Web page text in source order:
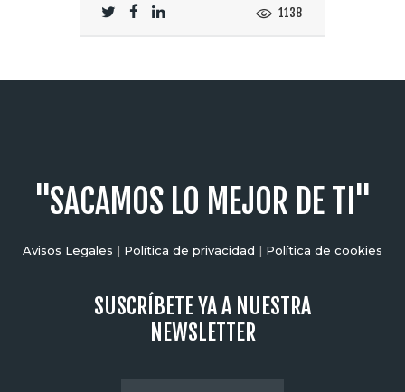
1138
"SACAMOS LO MEJOR DE TI"
Avisos Legales | Política de privacidad | Política de cookies
SUSCRÍBETE YA A NUESTRA
NEWSLETTER